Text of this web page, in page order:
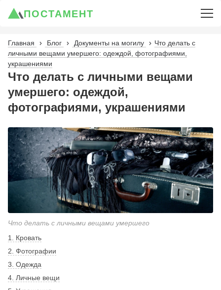
ПОСТАМЕНТ
Главная Блог Документы на могилу
Что делать с
личными вещами умершего: одеждой, фотографиями,
украшениями
Что делать с личными вещами
умершего: одеждой,
фотографиями, украшениями
Что делать с личными вещами умершего
1. Кровать
2. Фотографии
3. Одежда
4. Личные вещи